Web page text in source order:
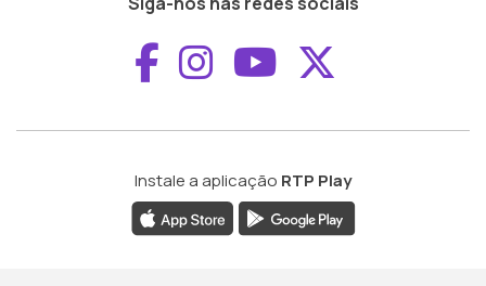
Aceder ao
Aceder ao
Aceder ao
Instale a aplicação RTP Play